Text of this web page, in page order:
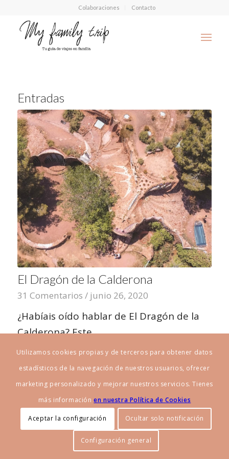
Colaboraciones Contacto
Entradas
El Dragón de la Calderona
31 Comentarios / junio 26, 2020
¿Habíais oído hablar de El Dragón de la
Calderona? Este…
© Copyright - MyFamilyTrip Blog - Desarrollo Web por B2B activa.
Política de Cookies
Utilizamos cookies propias y de terceros para obtener datos
estadísticos de la navegación de nuestros usuarios, ofrecer
marketing personalizado y mejorar nuestros servicios. Tienes
más informaciónen nuestra Política de Cookies
Aceptar la configuración Ocultar solo notificación
Configuración general